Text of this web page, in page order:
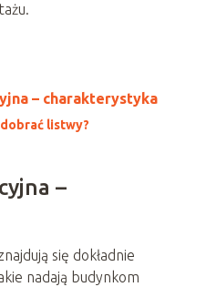
– charakterystyka
listwy?
–
się dokładnie
nadają budynkom